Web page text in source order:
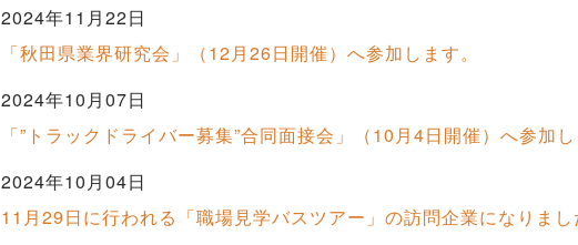
2024年11月22日
「秋田県業界研究会」（12月26日開催）へ参加します。
2024年10月07日
「”トラックドライバー募集”合同面接会」（10月4日開催）へ参加
2024年10月04日
11月29日に行われる「職場見学バスツアー」の訪問企業になりま